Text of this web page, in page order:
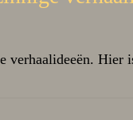
verhaalideeën.